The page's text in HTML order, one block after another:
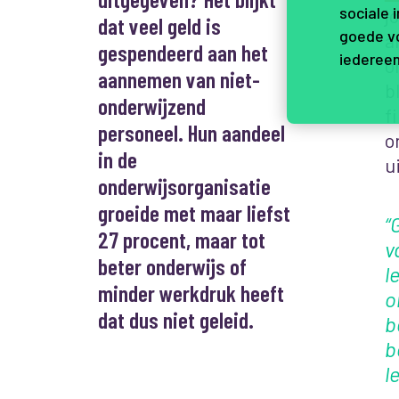
dat veel geld is
gespendeerd aan het
aannemen van niet-
onderwijzend
personeel. Hun aandeel
in de
onderwijsorganisatie
groeide met maar liefst
27 procent, maar tot
beter onderwijs of
minder werkdruk heeft
dat dus niet geleid.
sociale
goede